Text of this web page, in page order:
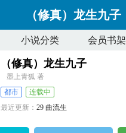
（修真）龙生九子
小说分类 会员书架
（修真）龙生九子
墨上青狐 著
都市
连载中
最近更新：29 曲流生